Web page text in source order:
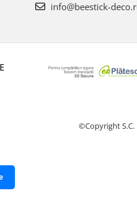
info@beestick-
©Copyright S.C.